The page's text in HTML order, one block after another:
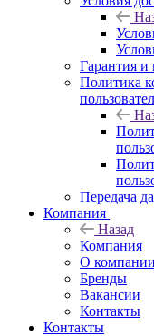
Гарантия и
Политика
Передача
Компания
Назад
Компания
О компании
Бренды
Вакансии
Контакты
Контакты